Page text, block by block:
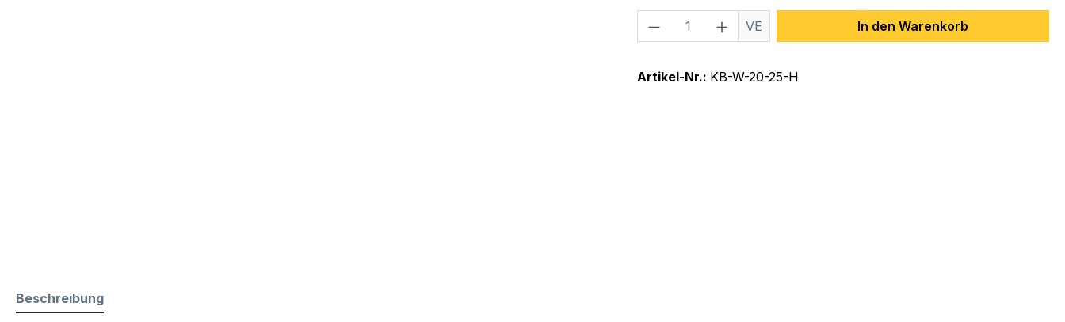
Produkt Anzahl: Gib den gewünschten Wert
VE In den Warenkorb
Artikel-Nr.: KB-W-20-25-H
Beschreibung